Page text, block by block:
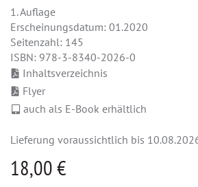
1. Auflage
Erscheinungsdatum: 01.2020
Seitenzahl: 145
ISBN: 978-3-8340-2026-0
Inhaltsverzeichnis
Flyer
auch als E-Book erhältlich
Lieferung voraussichtlich bis
18,00 €